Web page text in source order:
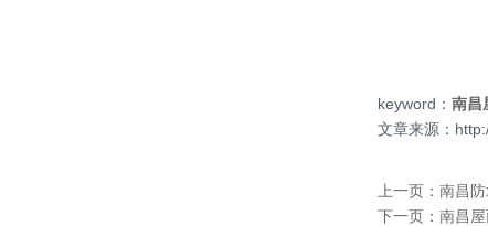
keyword： 南昌
文章来源：
上一页： 南昌
下一页： 南昌